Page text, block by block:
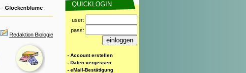
- Glockenblume
Redaktion Biologie
QUICKLOGIN
user:
pass:
- Account erstellen
- Daten vergessen
- eMail-Bestätigung